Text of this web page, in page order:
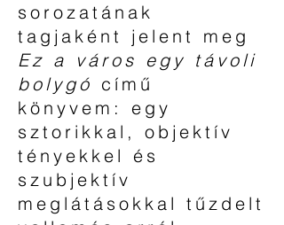
sorozatának
tagjaként jelent meg
Ez a város egy távoli
bolygó című
könyvem: egy
sztorikkal, objektív
tényekkel és
szubjektív
meglátásokkal tűzdelt